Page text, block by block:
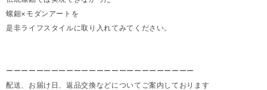
螺鈿×モダンアートを
是非ライフスタイルに取り入れてみてください。
ーーーーーーーーーーーーーーーーーーーーーーーーー
配送、お届け日、返品交換などについてご案内しております